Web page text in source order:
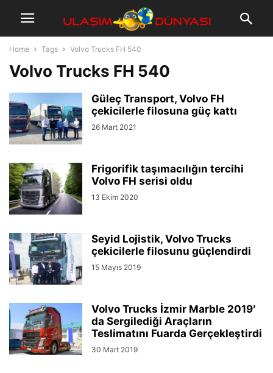
Home Tags Volvo Trucks FH 540
Volvo Trucks FH 540
Güleç Transport, Volvo FH
çekicilerle filosuna güç kattı
26 Mart 2021
Frigorifik taşımacılığın tercihi
Volvo FH serisi oldu
13 Ekim 2020
Seyid Lojistik, Volvo Trucks
çekicilerle filosunu güçlendirdi
15 Mayıs 2019
Volvo Trucks İzmir Marble 2019′
da Sergilediği Araçların
Teslimatını Fuarda Gerçekleştirdi
30 Mart 2019